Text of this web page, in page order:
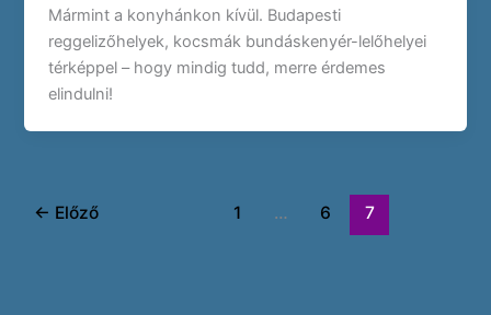
Mármint a konyhánkon kívül. Budapesti
reggelizőhelyek, kocsmák bundáskenyér-lelőhelyei
térképpel – hogy mindig tudd, merre érdemes
elindulni!
← Előző 1 … 6 7